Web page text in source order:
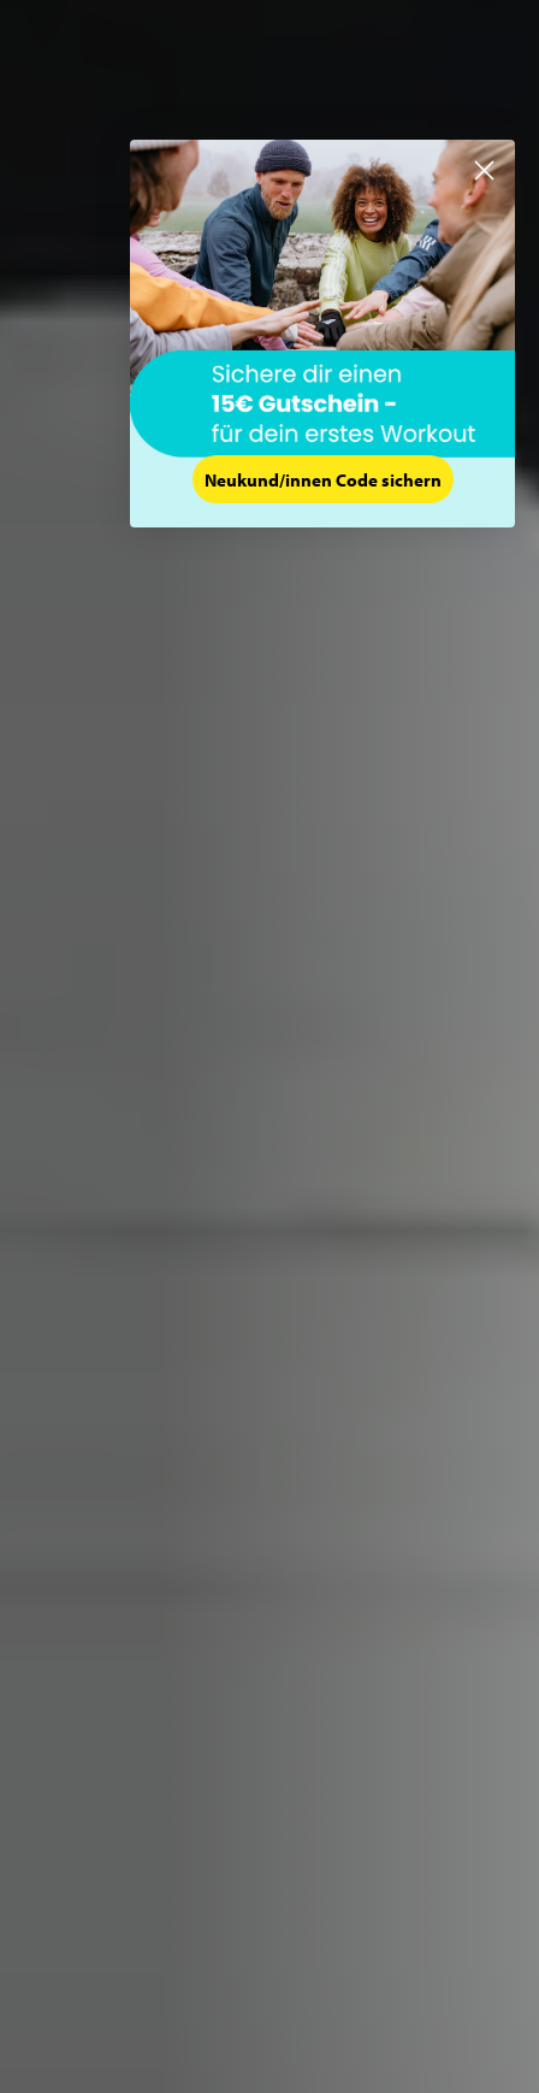
Neukund/innen Code sichern